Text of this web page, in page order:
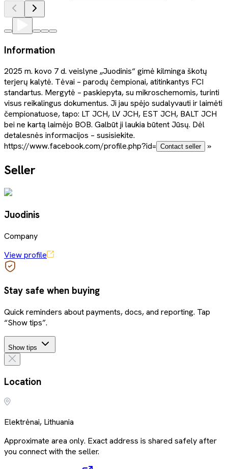
Information
2025 m. kovo 7 d. veislyne „Juodinis“ gimė kilminga škotų
terjerų kalytė. Tėvai – parodų čempionai, atitinkantys FCI
standartus. Mergytė – paskiepyta, su mikroschemomis, turinti
visus reikalingus dokumentus. Ji jau spėjo sudalyvauti ir laimėti
čempionatuose, tapo: LT JCH, LV JCH, EST JCH, BALT JCH
bei ne kartą laimėjo BOB. Galbūt ji laukia būtent Jūsų. Dėl
detalesnės informacijos – susisiekite.
https://www.facebook.com/profile.php?id= Contact seller »
Seller
Juodinis
Company
View profile
Stay safe when buying
Quick reminders about payments, docs, and reporting. Tap
“Show tips”.
Show tips
Location
Elektrėnai, Lithuania
Approximate area only. Exact address is shared safely after
you connect with the seller.